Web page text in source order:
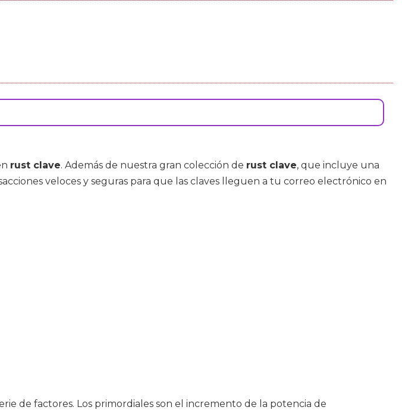
rust clave. Además de nuestra gran colección de rust clave, que incluye una
veloces y seguras para que las claves lleguen a tu correo electrónico en
de factores. Los primordiales son el incremento de la potencia de